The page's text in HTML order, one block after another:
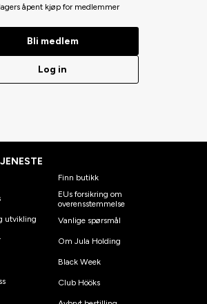
åpent kjøp for medlemmer
Bli medlem
Log in
utvikling
Finn butikk
EUs forsikring om
overensstemmelse
Vanlige spørsmål
Om Jula Holding
Black Week
Club Hööks